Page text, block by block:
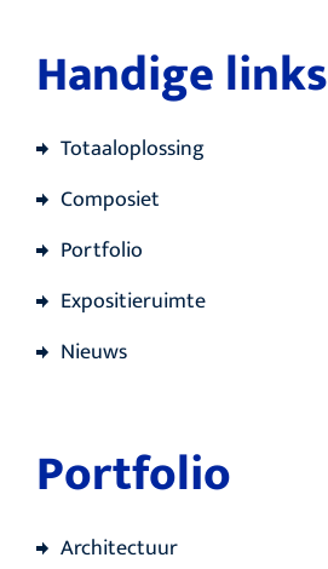
Handige links
Totaaloplossing
Composiet
Portfolio
Expositieruimte
Nieuws
Portfolio
Architectuur